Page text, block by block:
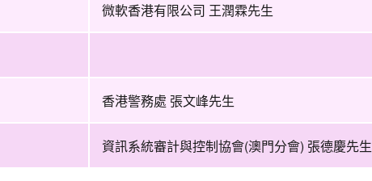
微軟香港有限公司 王潤霖先生
香港警務處 張文峰先生
資訊系統審計與控制協會(澳門分會) 張德慶先生